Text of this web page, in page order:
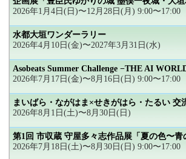
2026年1月4日(日)〜12月28日(月) 9:00〜17:00
水都大垣ワンダーラリー
2026年4月10日(金)〜2027年3月31日(水)
Asobeats Summer Challenge −THE AI
2026年7月17日(金)〜8月16日(日) 9:00〜17:00
まいばら・ながはま×せきがはら・たるい 交
2026年8月1日(土)〜8月30日(日)
第1回 市収蔵 守屋多々志作品展「夏の色〜青
2026年7月18日(土)〜8月30日(日) 9:00〜17:00